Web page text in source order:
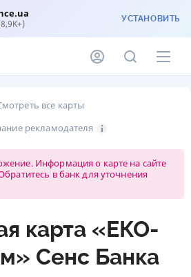
УСТАНОВИТЬ
все карты
рекламодателя
Информация о карте на сайте
в банк для уточнения
карта «ЕКО-
Сенс Банка